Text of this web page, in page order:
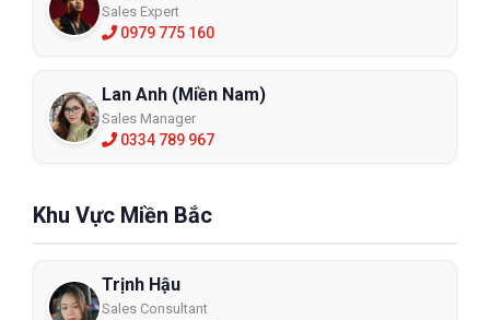
Sales Expert
0979 775 160
Lan Anh (Miền Nam)
Sales Manager
0334 789 967
Khu Vực Miền Bắc
Trịnh Hậu
Sales Consultant